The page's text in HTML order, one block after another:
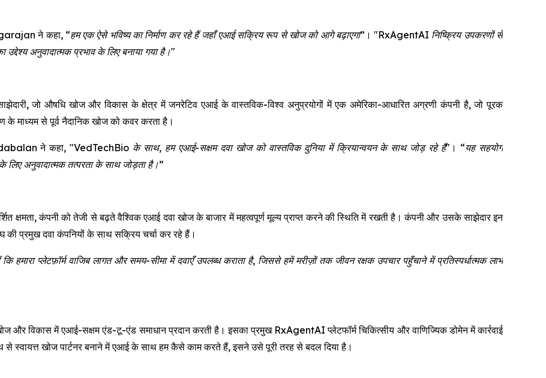
ने कहा, “हम एक ऐसे भविष्य का निर्माण कर रहे हैं जहाँ एआई सक्रिय रूप से खोज को आगे बढ़ाएगा” ।"RxAgentAI निष्क्रिय उपकरणों से
उद्देश्य अनुवादात्मक प्रभाव के लिए बनाया गया है।"
जो औषधि खोज और विकास के क्षेत्र में जनरेटिव एआई के वास्तविक-विश्व अनुप्रयोगों में एक अमेरिका-आधारित अग्रणी कंपनी है, जो पूरक
के माध्यम से पूर्व नैदानिक खोज को कवर करता है।
ने कहा,"VedTechBio के साथ, हम एआई-सक्षम दवा खोज को वास्तविक दुनिया में क्रियान्वयन के साथ जोड़ रहे हैं" । “यह सहयोग
अनुवादात्मक तत्परता के साथ जोड़ता है।”
क्षमता, कंपनी को तेजी से बढ़ते वैश्विक एआई दवा खोज के बाजार में महत्वपूर्ण मूल्य प्राप्त करने की स्थिति में रखती है। कंपनी और उसके साझेदार इन
प्रमुख दवा कंपनियों के साथ सक्रिय चर्चा कर रहे हैं।
हमारा प्लेटफ़ॉर्म वाजिब लागत और समय-सीमा में दवाएँ उपलब्ध कराता है, जिससे हमें मरीज़ों तक जीवन रक्षक उपचार पहुँचाने में प्रतिस्पर्धात्मक लाभ
विकास में एआई-सक्षम एंड-टू-एंड समाधान प्रदान करती है। इसका प्रमुख RxAgentAI प्लेटफॉर्म चिकित्सीय और वाणिज्यिक डोमेन में कार्रवाई
से स्वायत्त खोज पार्टनर बनाने में एआई के साथ हम कैसे काम करते हैं, इसने उसे पूरी तरह से बदल दिया है।